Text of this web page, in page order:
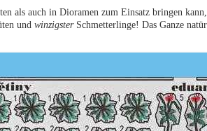
als auch in Dioramen zum Einsatz bringen
und winzigster Schmetterlinge! Das Ganze